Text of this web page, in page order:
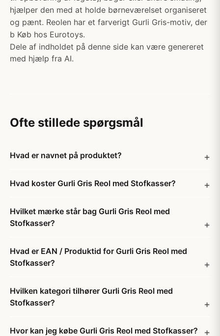
hjælper den med at holde børneværelset organiseret
og pænt. Reolen har et farverigt Gurli Gris-motiv, der
b Køb hos Eurotoys.
Dele af indholdet på denne side kan være genereret
med hjælp fra AI.
Ofte stillede spørgsmål
Hvad er navnet på produktet?
Hvad koster Gurli Gris Reol med Stofkasser?
Hvilket mærke står bag Gurli Gris Reol med
Stofkasser?
Hvad er EAN / Produktid for Gurli Gris Reol med
Stofkasser?
Hvilken kategori tilhører Gurli Gris Reol med
Stofkasser?
Hvor kan jeg købe Gurli Gris Reol med Stofkasser?